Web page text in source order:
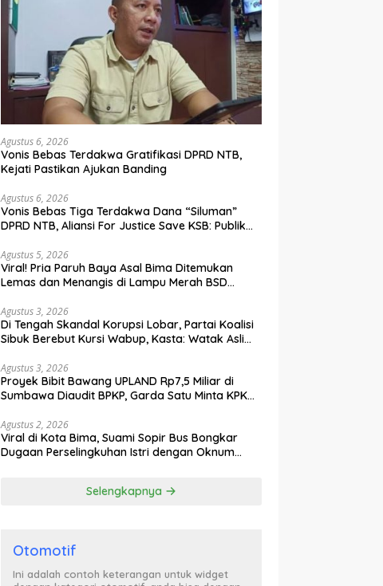
Agustus 6, 2026
Vonis Bebas Terdakwa Gratifikasi DPRD NTB,
Kejati Pastikan Ajukan Banding
Agustus 6, 2026
Vonis Bebas Tiga Terdakwa Dana “Siluman”
DPRD NTB, Aliansi For Justice Save KSB: Publik
Agustus 5, 2026
Viral! Pria Paruh Baya Asal Bima Ditemukan
Lemas dan Menangis di Lampu Merah BSD
Agustus 3, 2026
Di Tengah Skandal Korupsi Lobar, Partai Koalisi
Sibuk Berebut Kursi Wabup, Kasta: Watak Asli
Agustus 3, 2026
Proyek Bibit Bawang UPLAND Rp7,5 Miliar di
Sumbawa Diaudit BPKP, Garda Satu Minta KPK
Agustus 2, 2026
Viral di Kota Bima, Suami Sopir Bus Bongkar
Dugaan Perselingkuhan Istri dengan Oknum
Selengkapnya
Otomotif
Ini adalah contoh keterangan untuk widget